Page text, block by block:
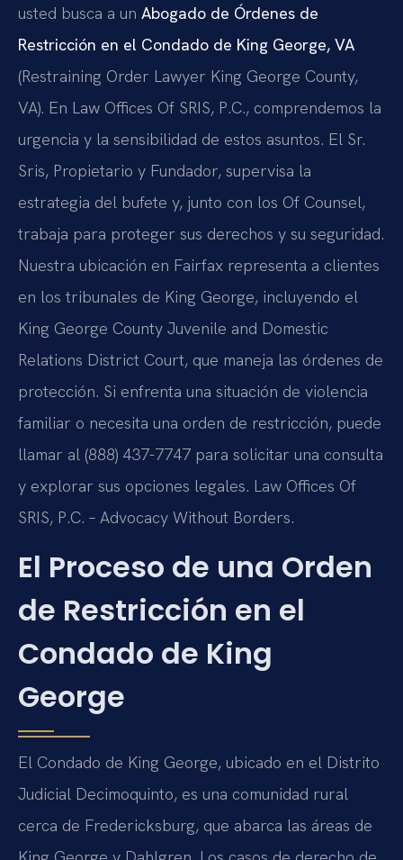
usted busca a un Abogado de Órdenes de
Restricción en el Condado de King George, VA
(Restraining Order Lawyer King George County,
VA). En Law Offices Of SRIS, P.C., comprendemos la
urgencia y la sensibilidad de estos asuntos. El Sr.
Sris, Propietario y Fundador, supervisa la
estrategia del bufete y, junto con los Of Counsel,
trabaja para proteger sus derechos y su seguridad.
Nuestra ubicación en Fairfax representa a clientes
en los tribunales de King George, incluyendo el
King George County Juvenile and Domestic
Relations District Court, que maneja las órdenes de
protección. Si enfrenta una situación de violencia
familiar o necesita una orden de restricción, puede
llamar al (888) 437-7747 para solicitar una consulta
y explorar sus opciones legales. Law Offices Of
SRIS, P.C. – Advocacy Without Borders.
El Proceso de una Orden
de Restricción en el
Condado de King
George
El Condado de King George, ubicado en el Distrito
Judicial Decimoquinto, es una comunidad rural
cerca de Fredericksburg, que abarca las áreas de